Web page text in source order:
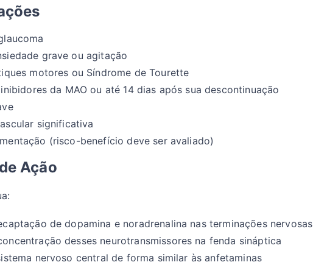
grave ou agitação
motores ou Síndrome de Tourette
da MAO ou até 14 dias após sua descontinuação
significativa
(risco-benefício deve ser avaliado)
Ação
de dopamina e noradrenalina nas terminações nervosas
desses neurotransmissores na fenda sináptica
nervoso central de forma similar às anfetaminas